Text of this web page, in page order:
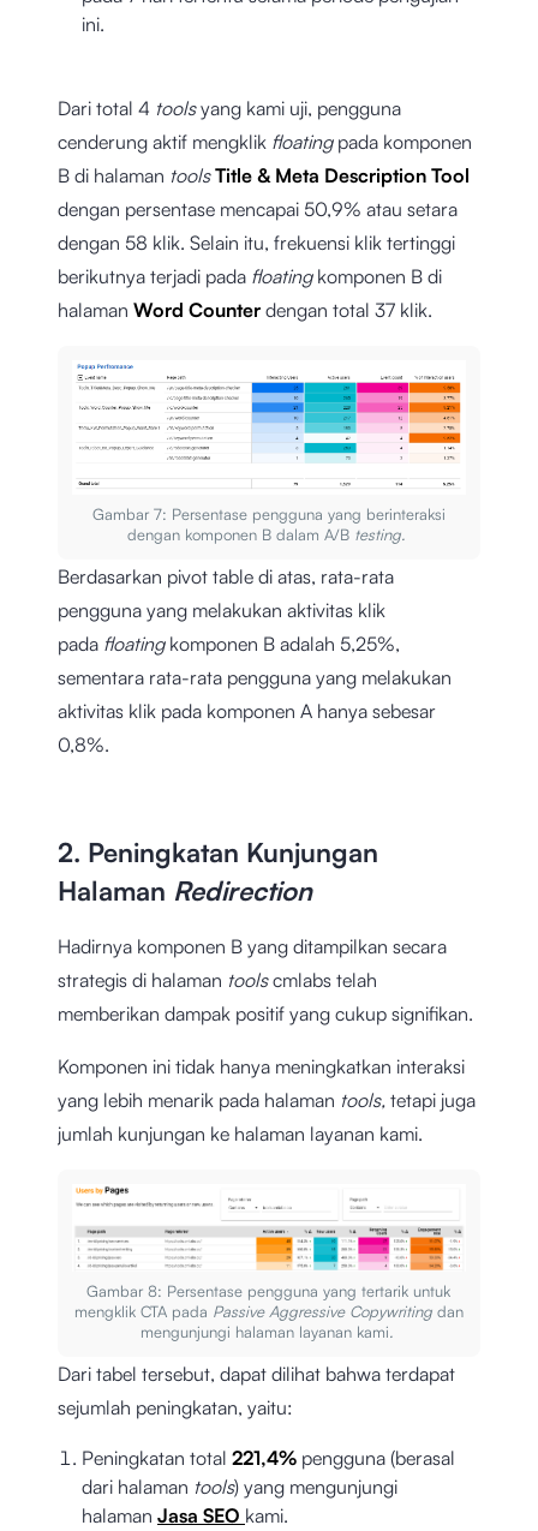
ini.
Dari total 4 toolsyang kami uji, pengguna
cenderung aktif mengklik floating pada komponen
B di halaman tools Title & Meta Description Tool
dengan persentase mencapai 50,9% atau setara
dengan 58 klik. Selain itu, frekuensi klik tertinggi
berikutnya terjadi pada floating komponen B di
halaman Word Counter dengan total 37 klik.
Gambar 7: Persentase pengguna yang berinteraksi
dengan komponen B dalam A/B testing.
Berdasarkan pivot table di atas, rata-rata
pengguna yang melakukan aktivitas klik
pada floating komponen B adalah 5,25%,
sementara rata-rata pengguna yang melakukan
aktivitas klik pada komponen A hanya sebesar
0,8%.
2. Peningkatan Kunjungan
Halaman Redirection
Hadirnya komponen B yang ditampilkan secara
strategis di halaman toolscmlabs telah
memberikan dampak positif yang cukup signifikan.
Komponen ini tidak hanya meningkatkan interaksi
yang lebih menarik pada halaman tools, tetapi juga
jumlah kunjungan ke halaman layanan kami.
Gambar 8: Persentase pengguna yang tertarik untuk
mengklik CTA pada Passive Aggressive Copywriting dan
mengunjungi halaman layanan kami.
Dari tabel tersebut, dapat dilihat bahwa terdapat
sejumlah peningkatan, yaitu:
Peningkatan total 221,4% pengguna (berasal
dari halaman tools) yang mengunjungi
halaman Jasa SEO kami.